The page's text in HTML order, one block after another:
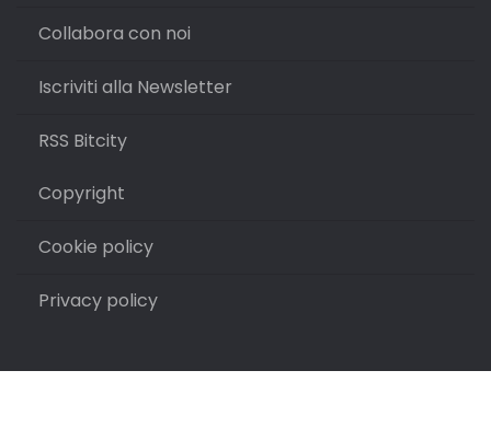
Collabora con noi
Iscriviti alla Newsletter
RSS Bitcity
Copyright
Cookie policy
Privacy policy